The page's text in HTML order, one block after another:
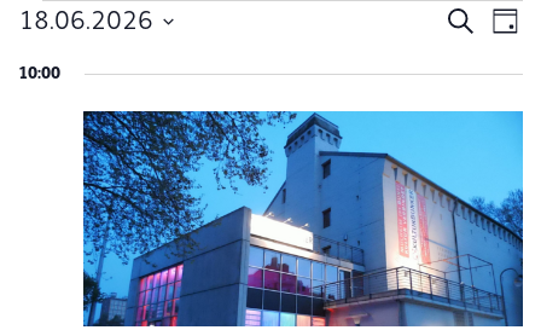
Veranstaltungen
für
2026
Suche
und
Suche
Tag
18.06.2026
wählen.
10:00